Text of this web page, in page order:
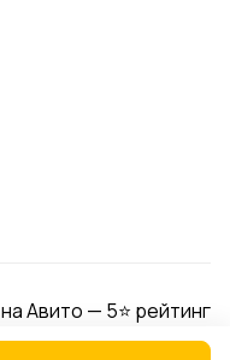
Авито — 5⭐ рейтинг